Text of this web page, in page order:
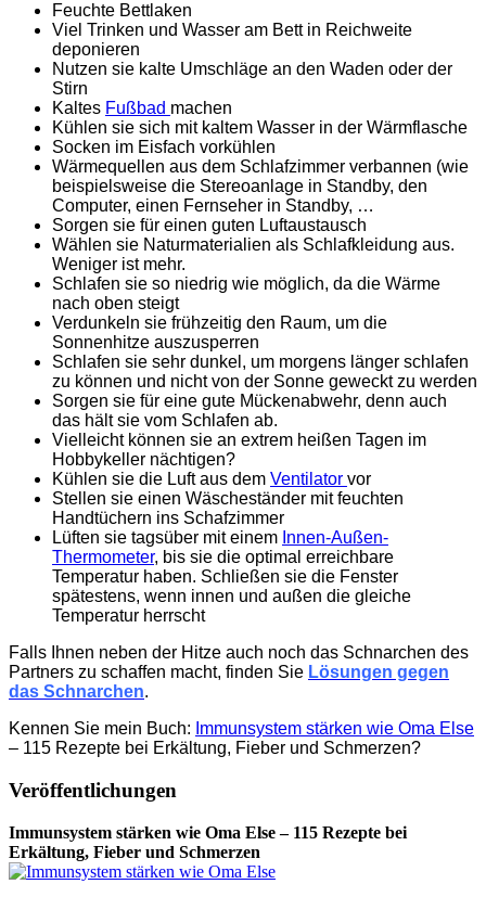
Feuchte Bettlaken
Viel Trinken und Wasser am Bett in Reichweite
deponieren
Nutzen sie kalte Umschläge an den Waden oder der
Stirn
Kaltes Fußbad machen
Kühlen sie sich mit kaltem Wasser in der Wärmflasche
Socken im Eisfach vorkühlen
Wärmequellen aus dem Schlafzimmer verbannen (wie
beispielsweise die Stereoanlage in Standby, den
Computer, einen Fernseher in Standby, …
Sorgen sie für einen guten Luftaustausch
Wählen sie Naturmaterialien als Schlafkleidung aus.
Weniger ist mehr.
Schlafen sie so niedrig wie möglich, da die Wärme
nach oben steigt
Verdunkeln sie frühzeitig den Raum, um die
Sonnenhitze auszusperren
Schlafen sie sehr dunkel, um morgens länger schlafen
zu können und nicht von der Sonne geweckt zu werden
Sorgen sie für eine gute Mückenabwehr, denn auch
das hält sie vom Schlafen ab.
Vielleicht können sie an extrem heißen Tagen im
Hobbykeller nächtigen?
Kühlen sie die Luft aus dem Ventilator vor
Stellen sie einen Wäscheständer mit feuchten
Handtüchern ins Schafzimmer
Lüften sie tagsüber mit einem Innen-Außen-
Thermometer, bis sie die optimal erreichbare
Temperatur haben. Schließen sie die Fenster
spätestens, wenn innen und außen die gleiche
Temperatur herrscht
Falls Ihnen neben der Hitze auch noch das Schnarchen des
Partners zu schaffen macht, finden Sie Lösungen gegen
das Schnarchen.
Kennen Sie mein Buch: Immunsystem stärken wie Oma Else
– 115 Rezepte bei Erkältung, Fieber und Schmerzen?
Veröffentlichungen
Immunsystem stärken wie Oma Else – 115 Rezepte bei
Erkältung, Fieber und Schmerzen